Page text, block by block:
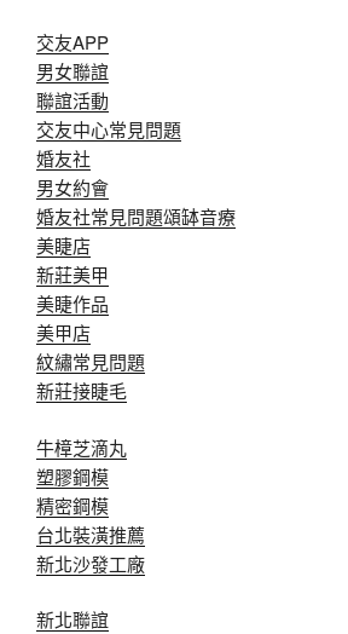
交友APP
男女聯誼
聯誼活動
交友中心常見問題
婚友社
男女約會
婚友社常見問題頌缽音療
美睫店
新莊美甲
美睫作品
美甲店
紋繡常見問題
新莊接睫毛
牛樟芝滴丸
塑膠鋼模
精密鋼模
台北裝潢推薦
新北沙發工廠
新北聯誼